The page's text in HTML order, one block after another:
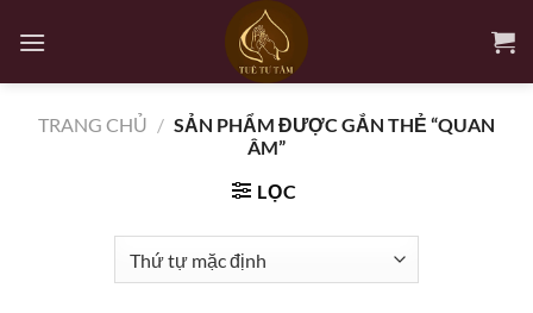
qua
TRANG CHỦ / SẢN PHẨM ĐƯỢC GẮN THẺ “QUAN
ÂM”
LỌC